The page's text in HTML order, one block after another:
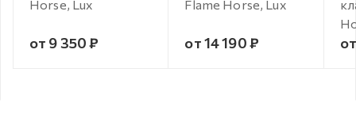
Horse, Lux
от 9 350 ₽
Flame Horse, Lux
от 14 190 ₽